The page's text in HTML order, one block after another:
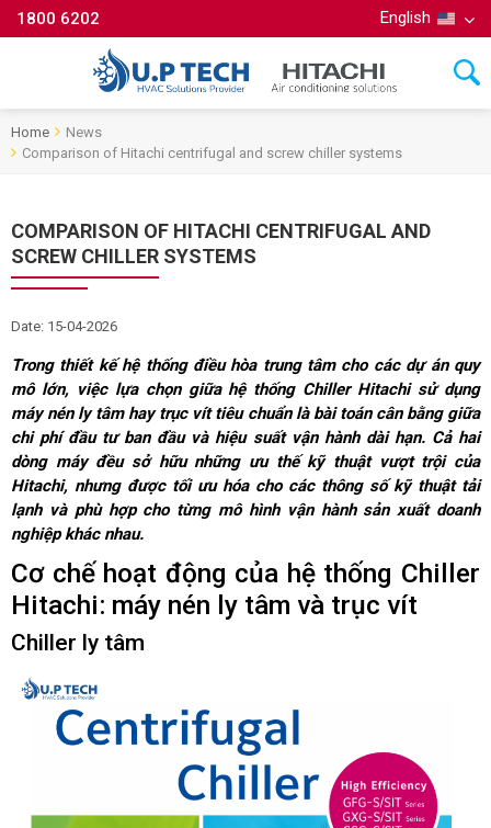
1800 6202 English
Home
News
Comparison of Hitachi centrifugal and screw chiller systems
COMPARISON OF HITACHI CENTRIFUGAL AND
SCREW CHILLER SYSTEMS
Date: 15-04-2026
Trong thiết kế hệ thống điều hòa trung tâm cho các dự án quy
mô lớn, việc lựa chọn giữa hệ thống Chiller Hitachi sử dụng
máy nén ly tâm hay trục vít tiêu chuẩn là bài toán cân bằng giữa
chi phí đầu tư ban đầu và hiệu suất vận hành dài hạn. Cả hai
dòng máy đều sở hữu những ưu thế kỹ thuật vượt trội của
Hitachi, nhưng được tối ưu hóa cho các thông số kỹ thuật tải
lạnh và phù hợp cho từng mô hình vận hành sản xuất doanh
nghiệp khác nhau.
Cơ chế hoạt động của hệ thống Chiller
Hitachi: máy nén ly tâm và trục vít
Chiller ly tâm